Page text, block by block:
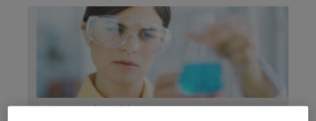
Investigación